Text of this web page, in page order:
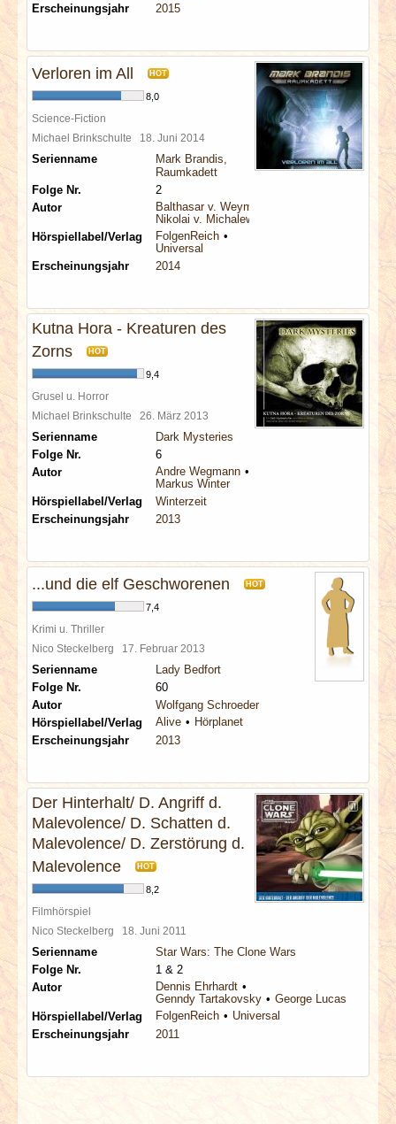
Erscheinungsjahr
2015
Verloren im All HOT
8,0
Science-Fiction
Michael Brinkschulte 18. Juni 2014
Serienname
Mark Brandis,
Raumkadett
Folge Nr.
2
Autor
Balthasar v. Weymarn
Nikolai v. Michalewsky
Hörspiellabel/Verlag
FolgenReich
Universal
Erscheinungsjahr
2014
Kutna Hora - Kreaturen des
Zorns
HOT
9,4
Grusel u. Horror
Michael Brinkschulte 26. März 2013
Serienname
Dark Mysteries
Folge Nr.
6
Autor
Andre Wegmann
Markus Winter
Hörspiellabel/Verlag
Winterzeit
Erscheinungsjahr
2013
...und die elf Geschworenen HOT
7,4
Krimi u. Thriller
Nico Steckelberg 17. Februar 2013
Serienname
Lady Bedfort
Folge Nr.
60
Autor
Wolfgang Schroeder
Hörspiellabel/Verlag
Alive
Hörplanet
Erscheinungsjahr
2013
Der Hinterhalt/ D. Angriff d.
Malevolence/ D. Schatten d.
Malevolence/ D. Zerstörung d.
Malevolence
HOT
8,2
Filmhörspiel
Nico Steckelberg 18. Juni 2011
Serienname
Star Wars: The Clone Wars
Folge Nr.
1 & 2
Autor
Dennis Ehrhardt
Genndy Tartakovsky
George Lucas
Hörspiellabel/Verlag
FolgenReich
Universal
Erscheinungsjahr
2011